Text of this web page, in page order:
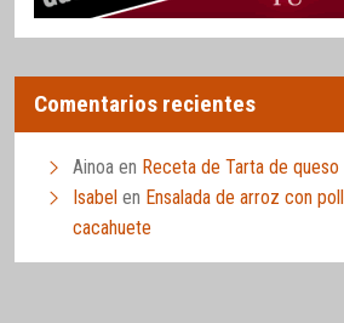
Comentarios recientes
Ainoa en Receta de Tarta de queso
Isabel en Ensalada de arroz con
cacahuete